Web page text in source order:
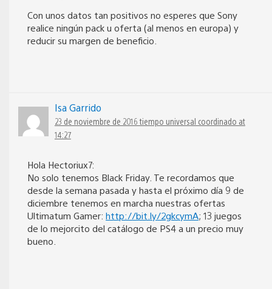
Con unos datos tan positivos no esperes que Sony
realice ningún pack u oferta (al menos en europa) y
reducir su margen de beneficio.
Isa Garrido
23 de noviembre de 2016 tiempo universal coordinado at
14:27
Hola Hectoriux7:
No solo tenemos Black Friday. Te recordamos que
desde la semana pasada y hasta el próximo día 9 de
diciembre tenemos en marcha nuestras ofertas
Ultimatum Gamer: http://bit.ly/2gkcymA; 13 juegos
de lo mejorcito del catálogo de PS4 a un precio muy
bueno.